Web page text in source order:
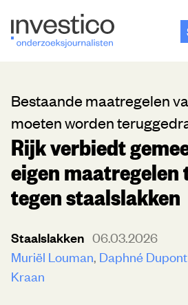
Bestaande maatregelen
moeten worden
Rijk verbiedt
eigen maatregelen
tegen staalslakken
Staalslakken 06.03.2026
Muriël Louman Daphné
Kraan